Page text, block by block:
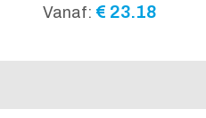
Vanaf: € 23.18